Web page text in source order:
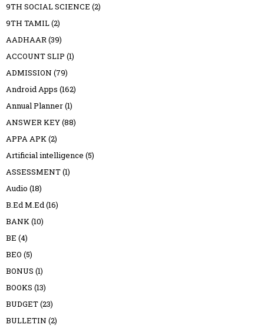
9TH SOCIAL SCIENCE (2)
9TH TAMIL(2)
AADHAAR (39)
ACCOUNT SLIP (1)
ADMISSION (79)
Android Apps (162)
Annual Planner(1)
ANSWER KEY(88)
APPA APK (2)
Artificial intelligence (5)
ASSESSMENT(1)
Audio (18)
B.Ed M.Ed (16)
BANK (10)
BE (4)
BEO (5)
BONUS (1)
BOOKS (13)
BUDGET(23)
BULLETIN (2)